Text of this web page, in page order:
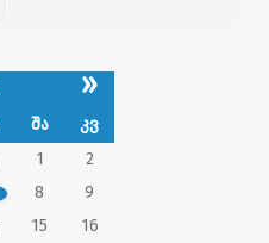
»
შა
კვ
1
2
8
9
15
16